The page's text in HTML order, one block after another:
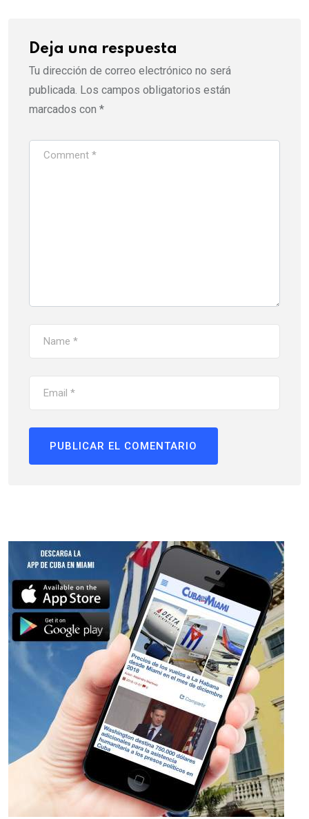
Deja una respuesta
Tu dirección de correo electrónico no será
publicada. Los campos obligatorios están
marcados con *